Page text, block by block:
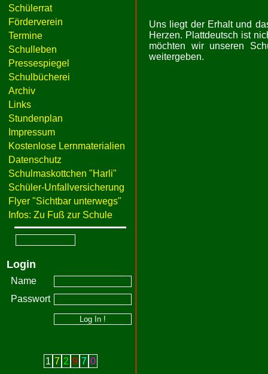
Schülerrat
Förderverein
Termine
Schulleben
Pressespiegel
Schulbücherei
Archiv
Links
Stundenplan
Impressum
Kostenlose Lernmaterialien
Datenschutz
Schulmaskottchen "Harli"
Schüler-Unfallversicherung
Flyer "Sichtbar unterwegs"
Infos: Zu Fuß zur Schule
Login
Name
Passwort
1 7 2 9 7 0
Uns liegt der Erhalt und
Herzen. Plattdeutsch ist
möchten wir unseren
weitergeben.